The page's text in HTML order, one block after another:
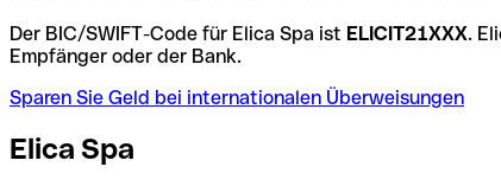
Der BIC/SWIFT-Code für Elica Spa ist ELICIT21XXX.
Empfänger oder der Bank.
Sparen Sie Geld bei internationalen Überweisungen
Elica Spa